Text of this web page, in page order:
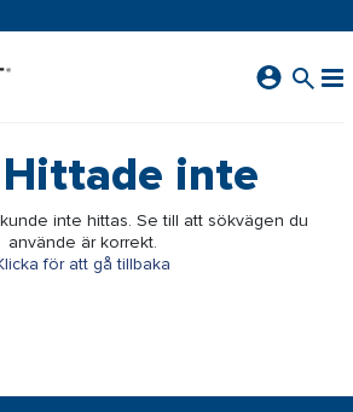
Hittade inte
inte hittas. Se till att sökvägen du
använde är korrekt.
för att gå tillbaka